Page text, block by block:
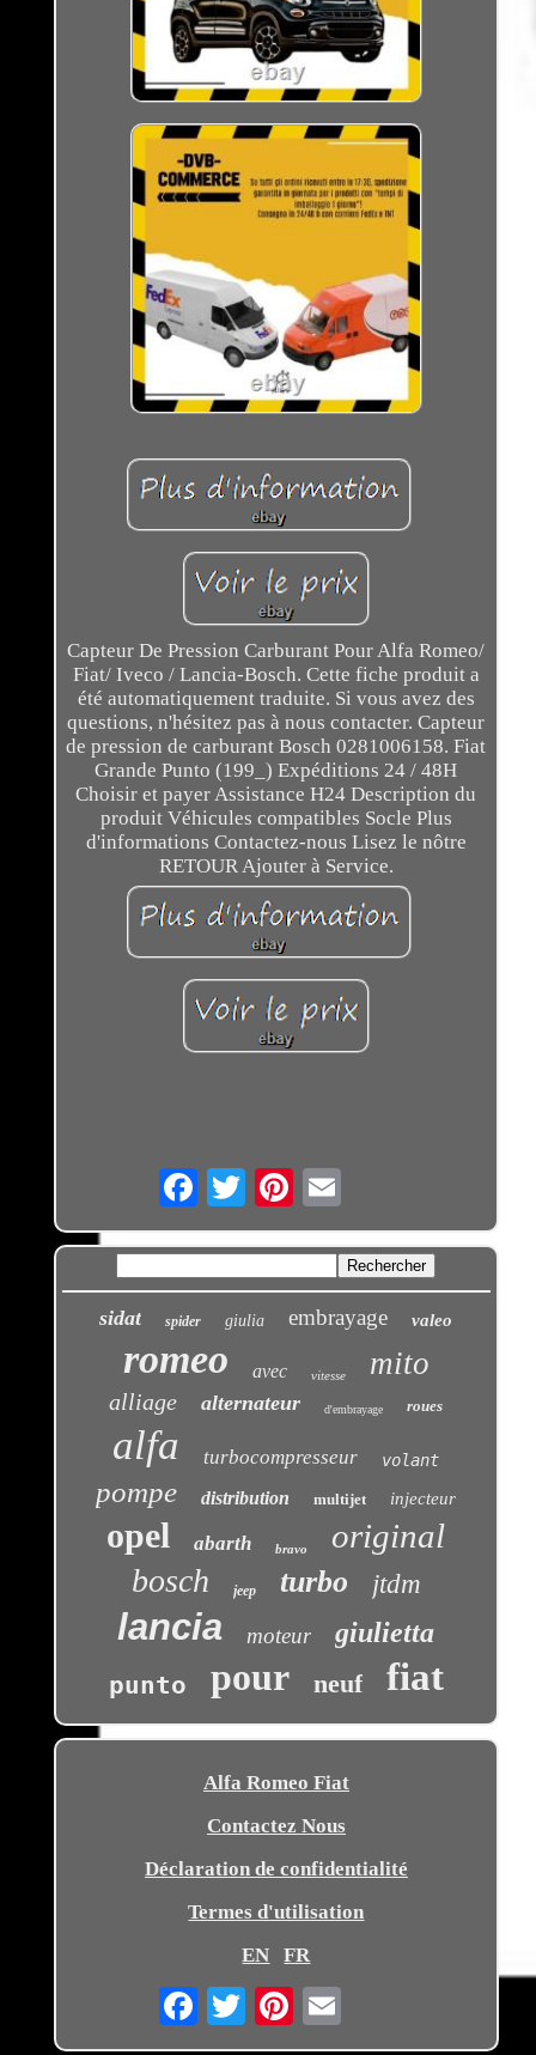
Capteur De Pression Carburant Pour Alfa Romeo/
Fiat/ Iveco / Lancia-Bosch. Cette fiche produit a
été automatiquement traduite. Si vous avez des
questions, n'hésitez pas à nous contacter. Capteur
de pression de carburant Bosch 0281006158. Fiat
Grande Punto (199_) Expéditions 24 / 48H
Choisir et payer Assistance H24 Description du
produit Véhicules compatibles Socle Plus
d'informations Contactez-nous Lisez le nôtre
RETOUR Ajouter à Service.
Email
sidat spider giulia embrayage valeo
romeo avec vitesse mito
alliage alternateur d'embrayage roues
alfa turbocompresseur volant
pompe distribution multijet injecteur
opel abarth bravo original
bosch jeep turbo jtdm
lancia moteur giulietta
punto pour neuf fiat
Alfa Romeo Fiat
Contactez Nous
Déclaration de confidentialité
Termes d'utilisation
EN
FR